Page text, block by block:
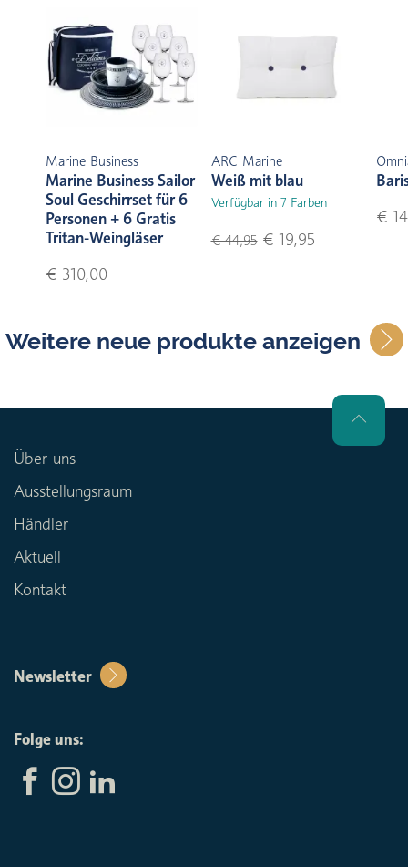
Marine Business
Marine Business Sailor
Soul Geschirrset für 6
Personen + 6 Gratis
Tritan-Weingläser
€ 310,00
ARC Marine
Weiß mit blau
Verfügbar in 7 Farben
€ 44,95€ 19,95
€
Weitere neue produkte anzeigen
Über uns
Ausstellungsraum
Händler
Aktuell
Kontakt
Newsletter
Folge uns: